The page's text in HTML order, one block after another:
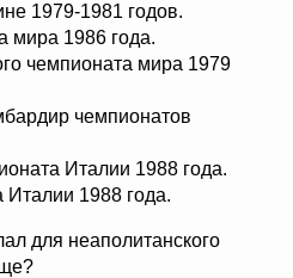
1979-1981 годов.
мира 1986 года.
чемпионата мира 1979
чемпионатов
Италии 1988 года.
1988 года.
для неаполитанского